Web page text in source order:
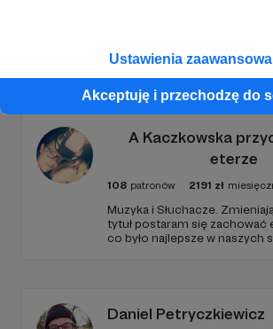
Ustawienia
Akceptuję i przechodzę do
Promowani autorzy
A Kaczkowska
eterze
108 patronów 2191 zł
Muzyka i Słuchacze.
tytuł postaram się zachować
co było najlepsze w naszych
fotografik.
Daniel Petryczkiewicz